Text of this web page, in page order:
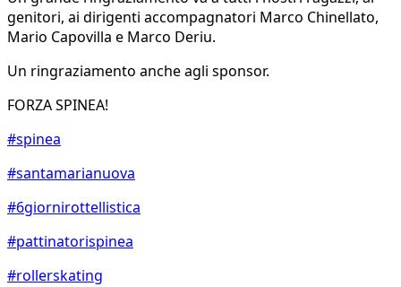
genitori, ai dirigenti accompagnatori Marco Chinellato,
Mario Capovilla e Marco Deriu.
Un ringraziamento anche agli sponsor.
FORZA SPINEA!
#spinea
#santamarianuova
#6giornirottellistica
#pattinatorispinea
#rollerskating